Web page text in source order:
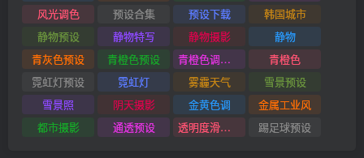
风光调色
预设合集 预设下载
韩国城市
静物预设
静物特写 静物摄影
静物
青灰色预设
青橙色预设 青橙色调预设
青橙色
霓虹灯预设
霓虹灯 雾霾天气
雪景预设
雪景照
阴天摄影 金黄色调
金属工业风
都市摄影
通透预设 透明度滑块插件 踢足球预设